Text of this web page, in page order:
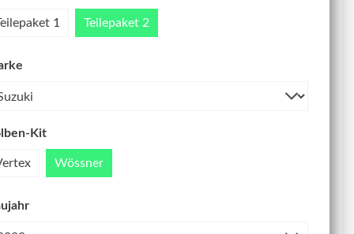
1 Teilepaket 2
Kit
Wössner